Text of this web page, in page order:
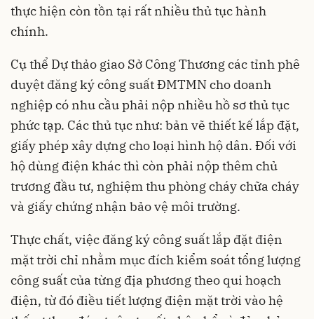
thực hiện còn tồn tại rất nhiều thủ tục hành
chính.
Cụ thể Dự thảo giao Sở Công Thương các tỉnh phê
duyệt đăng ký công suất ĐMTMN cho doanh
nghiệp có nhu cầu phải nộp nhiều hồ sơ thủ tục
phức tạp. Các thủ tục như: bản vẽ thiết kế lắp đặt,
giấy phép xây dựng cho loại hình hộ dân. Đối với
hộ dùng điện khác thì còn phải nộp thêm chủ
trương đầu tư, nghiệm thu phòng cháy chữa cháy
và giấy chứng nhận bảo vệ môi trường.
Thực chất, việc đăng ký công suất lắp đặt điện
mặt trời chỉ nhằm mục đích kiểm soát tổng lượng
công suất của từng địa phương theo qui hoạch
điện, từ đó điều tiết lượng điện mặt trời vào hệ